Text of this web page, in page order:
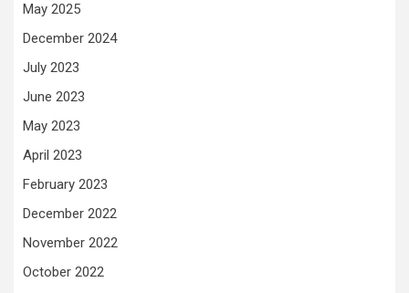
May 2025
December 2024
July 2023
June 2023
May 2023
April 2023
February 2023
December 2022
November 2022
October 2022